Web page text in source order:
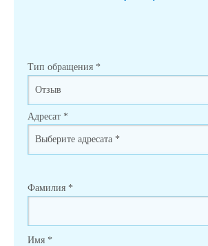
Тип обращения *
Адресат *
Фамилия *
Имя *